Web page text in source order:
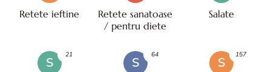
Retete ieftine
Retete sanatoase
/ pentru diete
Salate
S
21
S
64
S
157